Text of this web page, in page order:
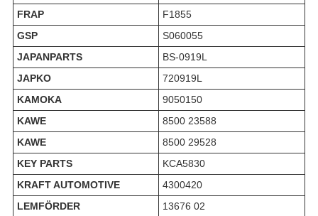
FRAP
F1855
GSP
S060055
JAPANPARTS
BS-0919L
JAPKO
720919L
KAMOKA
9050150
KAWE
8500 23588
KAWE
8500 29528
KEY PARTS
KCA5830
KRAFT AUTOMOTIVE
4300420
LEMFÖRDER
13676 02